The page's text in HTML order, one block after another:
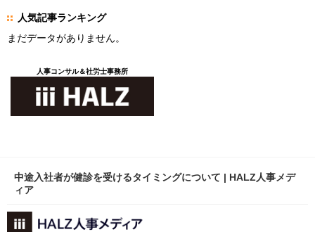
人気記事ランキング
まだデータがありません。
人事コンサル＆社労士事務所
中途入社者が健診を受けるタイミングについて | HALZ人事メデ
ィア